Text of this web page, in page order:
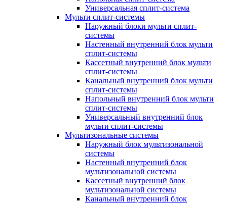
Универсальная сплит-система
Мульти сплит-системы
Наружный блоки мульти сплит-
системы
Настенный внутренний блок мульти
сплит-системы
Кассетный внутренний блок мульти
сплит-системы
Канальный внутренний блок мульти
сплит-системы
Напольный внутренний блок мульти
сплит-системы
Универсальный внутренний блок
мульти сплит-системы
Мультизональные системы
Наружный блок мультизональной
системы
Настенный внутренний блок
мультизональной системы
Кассетный внутренний блок
мультизональной системы
Канальный внутренний блок